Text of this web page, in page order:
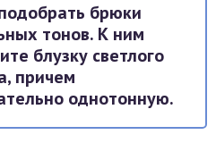
брюки
тонов. К ним
блузку светлого
причем
однотонную.